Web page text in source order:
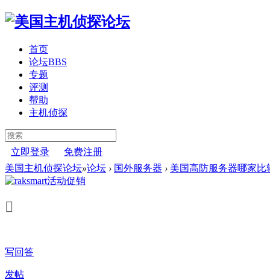
首页
论坛BBS
专题
评测
帮助
主机侦探
立即登录
免费注册
美国主机侦探论坛»论坛 › 国外服务器 › 美国高防服务器哪家比
写回答
发帖